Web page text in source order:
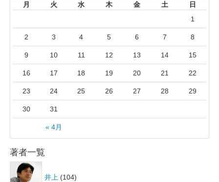
月
火 水 木 金 土 日
« 4月
1
2 3 4 5 6 7 8
9 10 11 12 13 14 15
16 17 18 19 20 21 22
23 24 25 26 27 28 29
30 31
著者一覧
井上 (104)